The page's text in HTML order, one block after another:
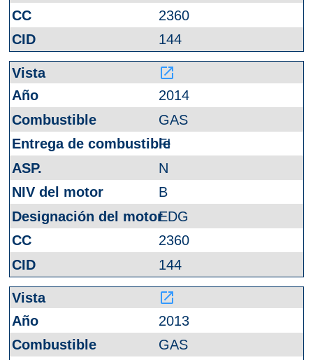
2360
144
launch
2014
GAS
FI
N
B
EDG
2360
144
launch
2013
GAS